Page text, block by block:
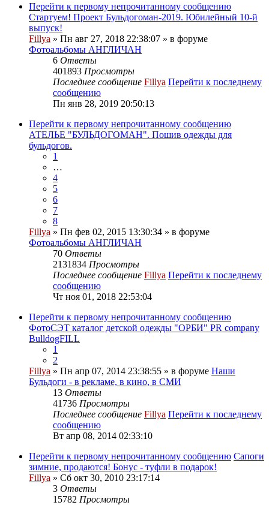
Перейти к первому непрочитанному сообщению
Стартуем! Проект Бульдогоман-2019. Юбилейный 10-й
выпуск!
Fillya » Пн авг 27, 2018 22:38:07 » в форуме
Фотоальбомы АНГЛИЧАН
6 Ответы
401893 Просмотры
Последнее сообщение Fillya Перейти к последнему
сообщению
Пн янв 28, 2019 20:50:13
Перейти к первому непрочитанному сообщению
АТЕЛЬЕ "БУЛЬДОГОМАН". Пошив одежды для
бульдогов.
1
…
4
5
6
7
8
Fillya » Пн фев 02, 2015 13:30:34 » в форуме
Фотоальбомы АНГЛИЧАН
70 Ответы
2131834 Просмотры
Последнее сообщение Fillya Перейти к последнему
сообщению
Чт ноя 01, 2018 22:53:04
Перейти к первому непрочитанному сообщению
ФотоСЭТ каталог детской одежды "ОРБИ" PR company
BulldogFILL
1
2
Fillya » Пн апр 07, 2014 23:38:55 » в форуме Наши
Бульдоги - в рекламе, в кино, в СМИ
13 Ответы
41736 Просмотры
Последнее сообщение Fillya Перейти к последнему
сообщению
Вт апр 08, 2014 02:33:10
Перейти к первому непрочитанному сообщению Сапоги
зимние, продаются! Бонус - туфли в подарок!
Fillya » Сб окт 30, 2010 23:17:14
3 Ответы
15782 Просмотры